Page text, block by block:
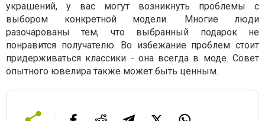
украшений, у вас могут возникнуть проблемы с
выбором конкретной модели. Многие люди
разочарованы тем, что выбранный подарок не
понравится получателю. Во избежание проблем стоит
придерживаться классики - она ​​всегда в моде. Совет
опытного ювелира также может быть ценным.